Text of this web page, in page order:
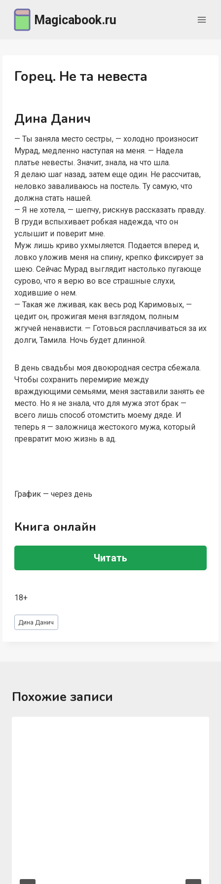
содержимому
Magicabook.ru
Горец. Не та невеста
Дина Данич
— Ты заняла место сестры, — холодно произносит
Мурад, медленно наступая на меня. — Надела
платье невесты. Значит, знала, на что шла.
Я делаю шаг назад, затем еще один. Не рассчитав,
неловко заваливаюсь на постель. Ту самую, что
должна стать нашей.
— Я не хотела, — шепчу, рискнув рассказать правду.
В груди вспыхивает робкая надежда, что он
услышит и поверит мне.
Муж лишь криво ухмыляется. Подается вперед и,
ловко уложив меня на спину, крепко фиксирует за
шею. Сейчас Мурад выглядит настолько пугающе
сурово, что я верю во все страшные слухи,
ходившие о нем.
— Такая же лживая, как весь род Каримовых, —
цедит он, прожигая меня взглядом, полным
жгучей ненависти. — Готовься расплачиваться за их
долги, Тамила. Ночь будет длинной.
В день свадьбы моя двоюродная сестра сбежала.
Чтобы сохранить перемирие между
враждующими семьями, меня заставили занять ее
место. Но я не знала, что для мужа этот брак —
всего лишь способ отомстить моему дяде. И
теперь я — заложница жестокого мужа, который
превратит мою жизнь в ад.
График — через день
Книга онлайн
Читать
18+
Метки
записи:
Дина Данич
Похожие записи